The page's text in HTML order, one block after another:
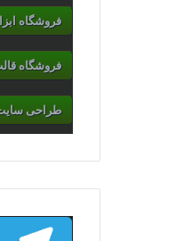
فروشگاه
فروشگاه
طراحی